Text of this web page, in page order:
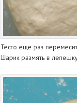
Тесто еще раз
Шарик размять в